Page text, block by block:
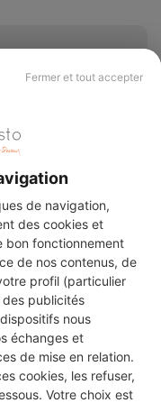
Fermer et tout accepter
de navigation,
des cookies et
bon fonctionnement
de nos contenus, de
profil (particulier
publicités
nous
échanges et
de mise en relation.
cookies, les refuser,
Votre choix est
RUGARI